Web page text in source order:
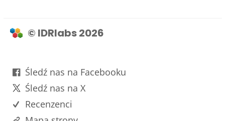
© IDRlabs 2026
Śledź nas na Facebooku
Śledź nas na X
Recenzenci